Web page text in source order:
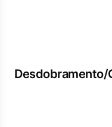
Desdobramento/